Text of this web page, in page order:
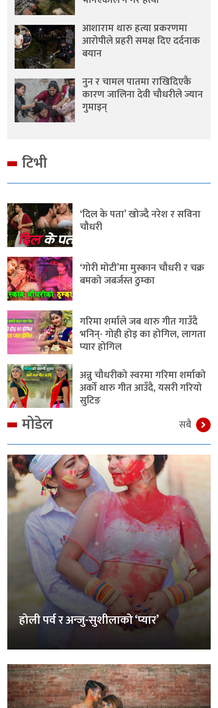
आशाराम थारु हत्या प्रकरणमा
आरोपीले प्रहरी समक्ष दिए दर्दनाक
बयान
नुन र चामल पातमा राखिदिएकै
कारण जालिना देवी चौधरीले ज्यान
गुमाइन्
टिभी
‘दिल के पता’ खोज्दै नरेश र सविना
चौधरी
‘गोरी मोटी’मा मुस्कान चौधरी र चक्र
बमको जबर्जस्त ठुम्का
गरिमा शर्माले जब थारु गीत गाउँदै
भनिन्- गोही होइ का होगिल, लागता
प्यार होगिल
अन्नु चौधरीको स्वरमा गरिमा शर्माको
अर्को थारु गीत आउँदै, यसरी गरियो
सुटिङ
मोडेल सबै
होली पर्व र अन्जु-सुशीलाको ‘प्यार’